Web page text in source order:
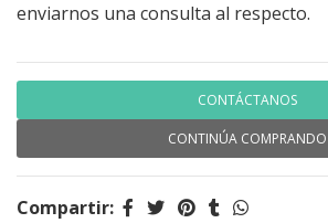
enviarnos una consulta al respecto.
CONTÁCTANOS
CONTINÚA COMPRANDO
Compartir: